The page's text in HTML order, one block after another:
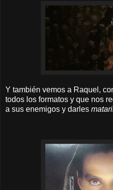
Y también vemos a Raquel,
todos los formatos y que nos
a sus enemigos y darles